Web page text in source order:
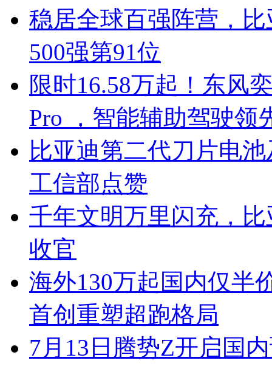
稳居全球百强阵营，
500强第91位
限时16.58万起！东风
Pro ，智能辅助驾驶领
比亚迪第二代刀片电
工信部点赞
千年文明万里闪充，
收官
海外130万起国内仅半
首创重塑超跑格局
7月13日腾势Z开启国